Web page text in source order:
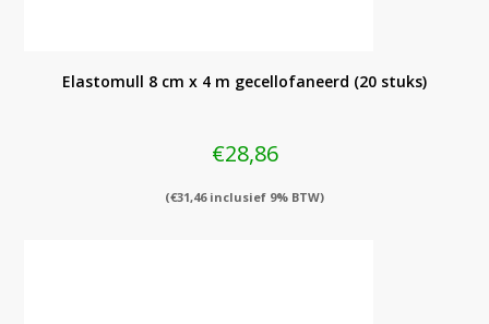
Elastomull 8 cm x 4 m gecellofaneerd (20 stuks)
€28,86
(€31,46inclusief 9% BTW)